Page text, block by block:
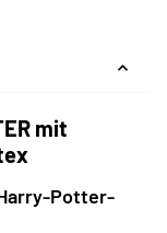
mit
Potter-